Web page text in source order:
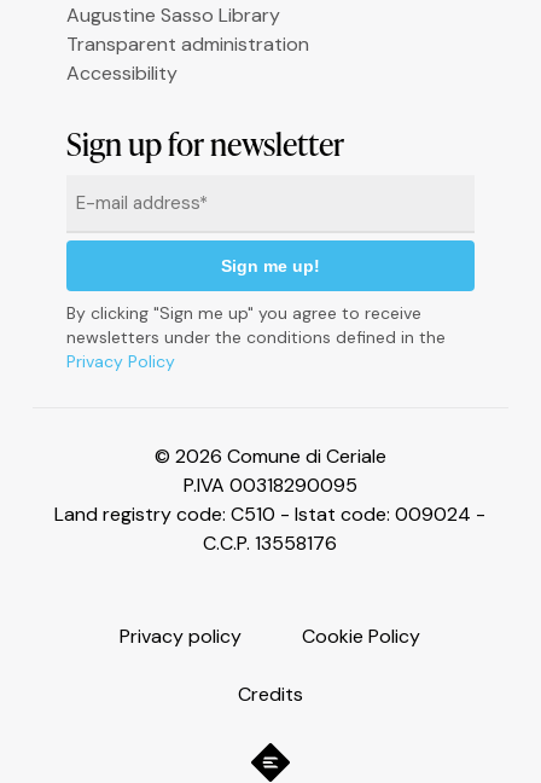
Augustine Sasso Library
Transparent administration
Accessibility
Sign up for newsletter
By clicking "Sign me up" you agree to receive
newsletters under the conditions defined in the
Privacy Policy
© 2026 Comune di Ceriale
P.IVA 00318290095
Land registry code: C510 - Istat code: 009024 -
C.C.P. 13558176
Privacy policy Cookie Policy
Credits